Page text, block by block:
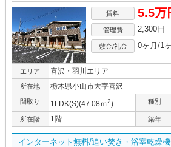
賃料 5.5万
管理費 2,300円
敷金/礼金 0ヶ月/1
エリア 喜沢・羽川エリア
所在地 栃木県小山市大字喜沢
間取り 1LDK(S)(47.08ｍ2) 種別
所在階 1階 築年
インターネット無料/追い焚き・浴室乾燥